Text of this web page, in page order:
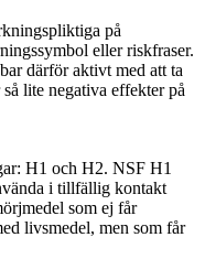
på
eller riskfraser.
därför aktivt med att ta
lite negativa effekter på
H1 och H2. NSF H1
i tillfällig kontakt
som ej får
livsmedel, men som får